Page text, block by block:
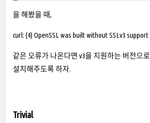
을 해봤을 때,
curl: (4) OpenSSL was built without SSLv3 support
같은 오류가 나온다면 v3을 지원하는 버전으
설치해주도록 하자.
Trivial